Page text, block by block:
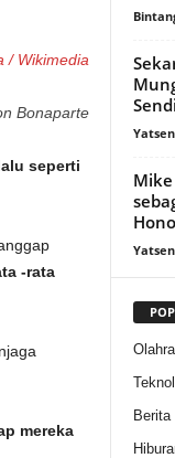
/ Wikimedia
Bonaparte
seperti
-rata
mereka
Berita